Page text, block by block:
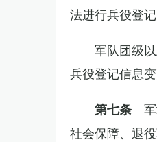
法进行兵役登记
军队团级
兵役登记信息
第七条
社会保障、退